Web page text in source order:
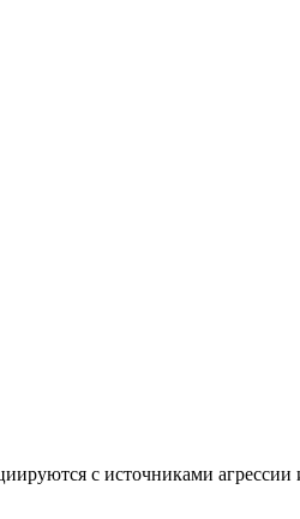
с источниками агрессии